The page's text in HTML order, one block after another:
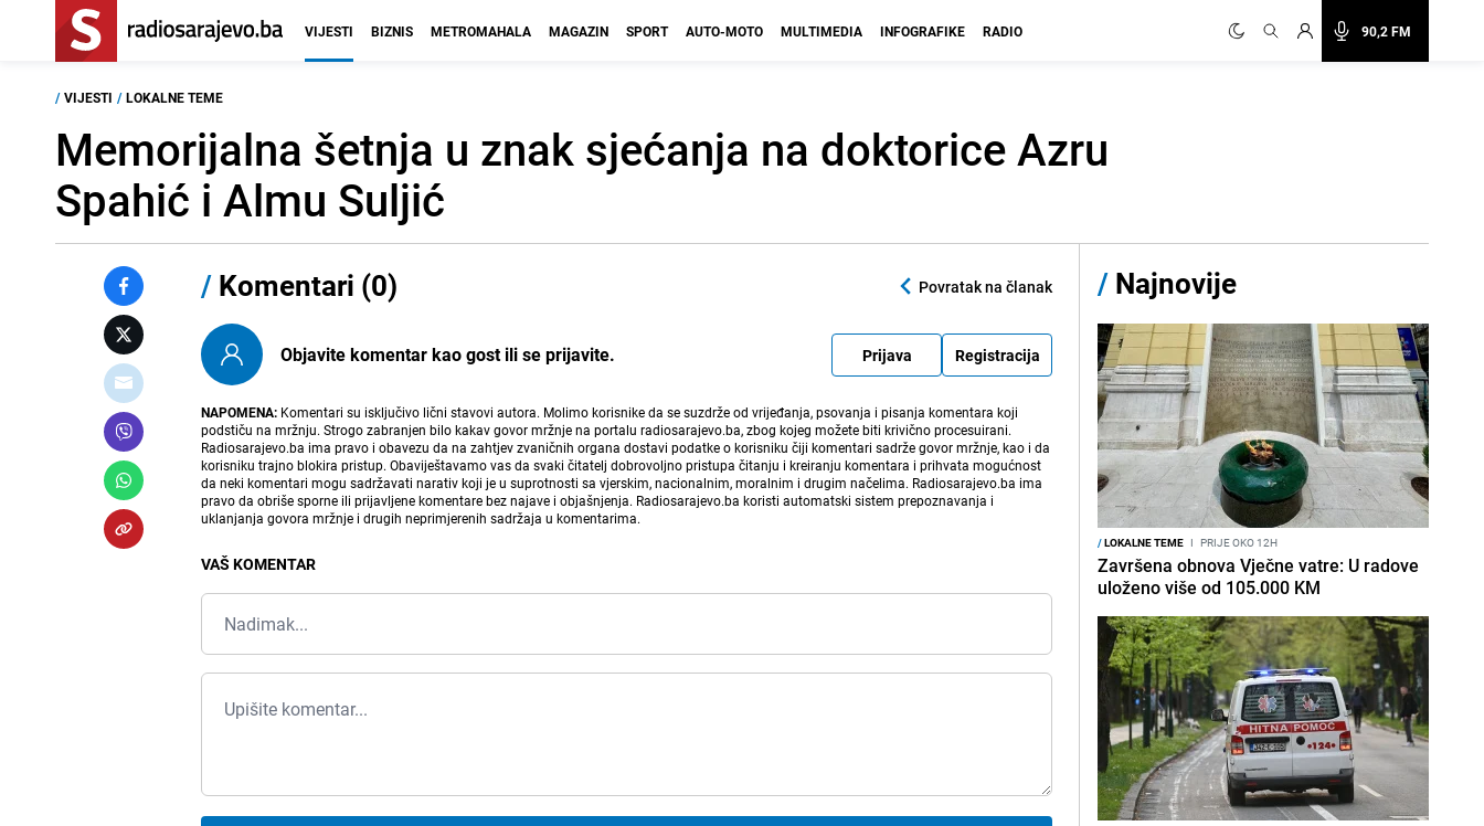
90,2 FM
VIJESTI BIZNIS METROMAHALA MAGAZIN SPORT AUTO-MOTO MULTIMEDIA INFOGRAFIKE RADIO
/ VIJESTI / LOKALNE TEME
Memorijalna šetnja u znak sjećanja na doktorice Azru
Spahić i Almu Suljić
/ Komentari (0) Povratak na članak
Objavite komentar kao gost ili se prijavite. Prijava Registracija
NAPOMENA: Komentari su isključivo lični stavovi autora. Molimo korisnike da se suzdrže od vrijeđanja, psovanja i pisanja komentara koji
podstiču na mržnju. Strogo zabranjen bilo kakav govor mržnje na portalu radiosarajevo.ba, zbog kojeg možete biti krivično procesuirani.
Radiosarajevo.ba ima pravo i obavezu da na zahtjev zvaničnih organa dostavi podatke o korisniku čiji komentari sadrže govor mržnje, kao i da
korisniku trajno blokira pristup. Obaviještavamo vas da svaki čitatelj dobrovoljno pristupa čitanju i kreiranju komentara i prihvata mogućnost
da neki komentari mogu sadržavati narativ koji je u suprotnosti sa vjerskim, nacionalnim, moralnim i drugim načelima. Radiosarajevo.ba ima
pravo da obriše sporne ili prijavljene komentare bez najave i objašnjenja. Radiosarajevo.ba koristi automatski sistem prepoznavanja i
uklanjanja govora mržnje i drugih neprimjerenih sadržaja u komentarima.
VAŠ KOMENTAR
/ Najnovije
/LOKALNE TEME I PRIJE OKO 12H
Završena obnova Vječne vatre: U radove
uloženo više od 105.000 KM